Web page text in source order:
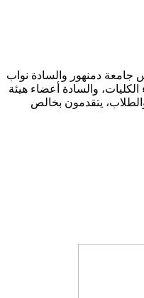
الأستاذ الدكتور / إلهامي ترابيس - رئيس جامعة دمنهور والسادة نواب
رئيس الجامعة، والسادة عمداء ووكلاء الكليات، والسادة أعضاء هيئة
التدريس والهيئة المعاونة، والعاملين والطلاب، يتقدمون بخالص